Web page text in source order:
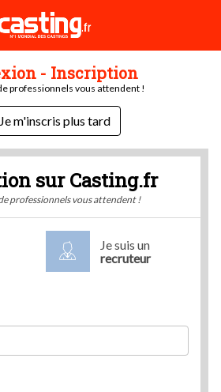
- Inscription
professionnels vous attendent !
Je m'inscris plus tard
sur Casting.fr
professionnels vous attendent !
Je suis un
recruteur